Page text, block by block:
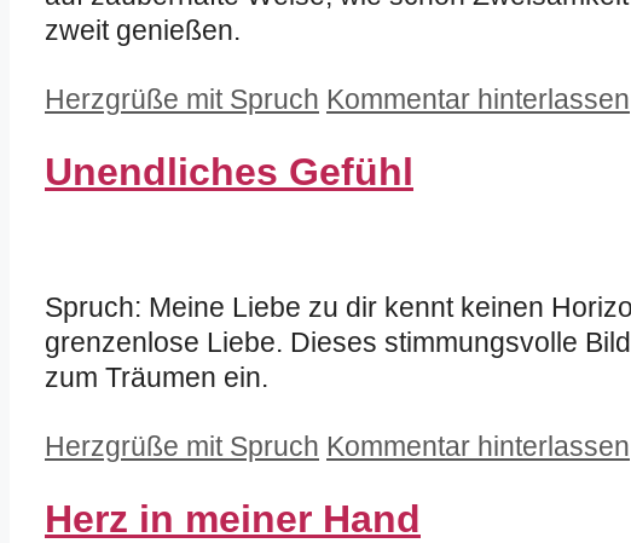
zweit genießen.
Kategorien
Herzgrüße mit Spruch Kommentar hinterlassen
Unendliches Gefühl
Spruch: Meine Liebe zu dir kennt keinen
grenzenlose Liebe. Dieses stimmungsvolle
zum Träumen ein.
Kategorien
Herzgrüße mit Spruch Kommentar hinterlassen
Herz in meiner Hand